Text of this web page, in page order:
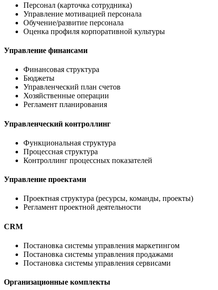
Персонал (карточка сотрудника)
Управление мотивацией персонала
Обучение/развитие персонала
Оценка профиля корпоративной культуры
Управление финансами
Финансовая структура
Бюджеты
Управленческий план счетов
Хозяйственные операции
Регламент планирования
Управленческий контроллинг
Функциональная структура
Процессная структура
Контроллинг процессных показателей
Управление проектами
Проектная структура (ресурсы, команды, проекты)
Регламент проектной деятельности
CRM
Постановка системы управления маркетингом
Постановка системы управления продажами
Постановка системы управления сервисами
Организационные комплекты